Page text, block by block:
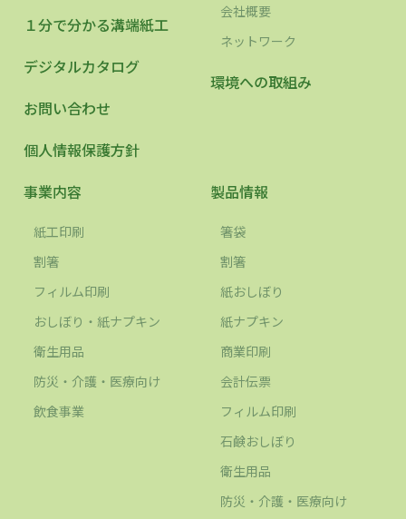
１分で分かる溝端紙工
デジタルカタログ
お問い合わせ
個人情報保護方針
会社概要
ネットワーク
環境への取組み
事業内容
紙工印刷
割箸
フィルム印刷
おしぼり・紙ナプキン
衛生用品
防災・介護・医療向け
飲食事業
製品情報
箸袋
割箸
紙おしぼり
紙ナプキン
商業印刷
会計伝票
フィルム印刷
石鹸おしぼり
衛生用品
防災・介護・医療向け